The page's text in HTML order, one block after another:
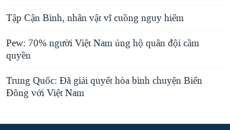
Tập Cận Bình, nhân vật vĩ cuồng nguy hiểm
Pew: 70% người Việt Nam ủng hộ quân đội cầm
quyền
Trung Quốc: Đã giải quyết hòa bình chuyện Biển
Đông với Việt Nam